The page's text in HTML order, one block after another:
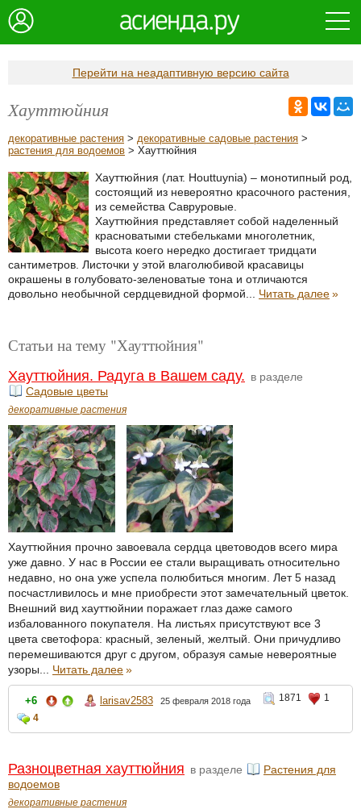
Перейти на неадаптивную версию сайта
Хауттюйния
декоративные растения > декоративные садовые растения >
растения для водоемов > Хауттюйния
Хауттюйния (лат. Houttuynia) – монотипный род,
состоящий из невероятно красочного растения,
из семейства Савруровые.
Хауттюйния представляет собой наделенный
красноватыми стебельками многолетник,
высота коего нередко достигает тридцати
сантиметров. Листочки у этой влаголюбивой красавицы
окрашены в голубовато-зеленоватые тона и отличаются
довольно необычной сердцевидной формой... Читать далее»
Статьи на тему "Хауттюйния"
Хауттюйния. Радуга в Вашем саду. в разделе
Садовые цветы
декоративные растения
Хауттюйния прочно завоевала сердца цветоводов всего мира
уже давно. У нас в России ее стали выращивать относительно
недавно, но она уже успела полюбиться многим. Лет 5 назад
посчастливилось и мне приобрести этот замечательный цветок.
Внешний вид хауттюйнии поражает глаз даже самого
избалованного покупателя. На листьях присутствуют все 3
цвета светофора: красный, зеленый, желтый. Они причудливо
перемешиваются друг с другом, образуя самые невероятные
узоры... Читать далее»
+6 larisav2583 25 февраля 2018 года 1871
1
4
Разноцветная хауттюйния в разделе
Растения для
водоемов
декоративные растения